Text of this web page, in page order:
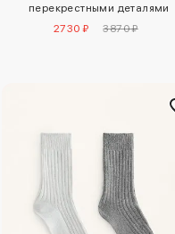
перекрестными деталями
2730 ₽
3870 ₽